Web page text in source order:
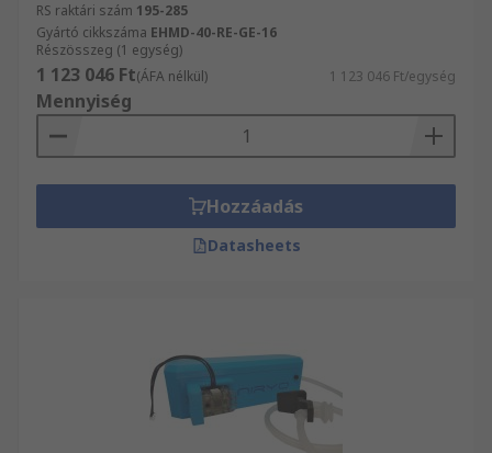
RS raktári szám 195-285
Gyártó cikkszáma EHMD-40-RE-GE-16
Részösszeg (1 egység)
1 123 046 Ft(ÁFA nélkül) 1 123 046 Ft/egység
Mennyiség
Hozzáadás
Datasheets